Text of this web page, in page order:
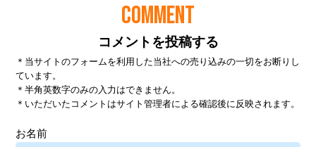
COMMENT
コメントを投稿する
＊当サイトのフォームを利用した当社への売り込みの一切をお断りし
ています。
＊半角英数字のみの入力はできません。
＊いただいたコメントはサイト管理者による確認後に反映されます。
お名前